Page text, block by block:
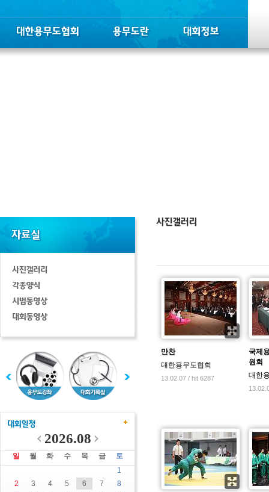
2026.08
일 월 화 수 목 금
토
1
2
3 4 5 6 7
8
만찬
대한용무도협회
13.02.07 / hit 6287
국제
원회
대한